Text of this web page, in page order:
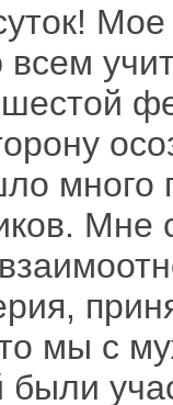
всем
много
Мне
мы с